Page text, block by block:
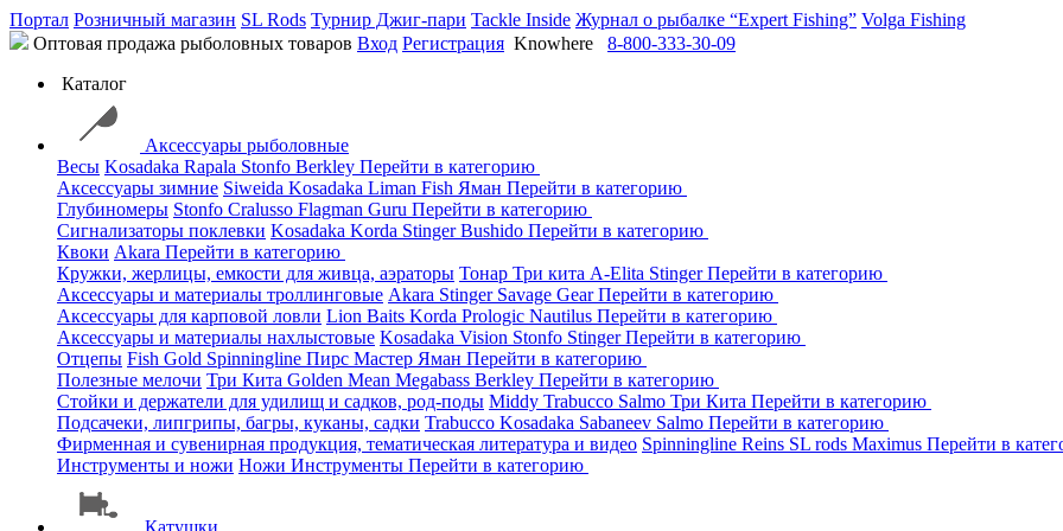
Портал Розничный магазин SL Rods Турнир Джиг-пари Tackle Inside Журнал о рыбалке “Expert Fishing” Volga Fishing
Оптовая продажа рыболовных товаров Вход Регистрация Knowhere
8-800-333-30-09
Каталог
Аксессуары рыболовные
Весы Kosadaka Rapala Stonfo Berkley Перейти в категорию
Аксессуары зимние Siweida Kosadaka Liman Fish Яман Перейти в категорию
Глубиномеры Stonfo Cralusso Flagman Guru Перейти в категорию
Сигнализаторы поклевки Kosadaka Korda StingerBushido Перейти в категорию
Квоки Akara Перейти в категорию
Кружки, жерлицы, емкости для живца, аэраторы Тонар Три кита A-Elita StingerПерейти в категорию
Аксессуары и материалы троллинговые Akara Stinger Savage GearПерейти в категорию
Аксессуары для карповой ловли Lion Baits Korda Prologic Nautilus Перейти в категорию
Аксессуары и материалы нахлыстовые Kosadaka Vision Stonfo StingerПерейти в категорию
Отцепы Fish Gold Spinningline Пирс Мастер Яман Перейти в категорию
Полезные мелочи Три Кита Golden Mean Megabass Berkley Перейти в категорию
Стойки и держатели для удилищ и садков, род-поды Middy Trabucco Salmo Три Кита Перейти в категорию
Подсачеки, липгрипы, багры, куканы, садки Trabucco Kosadaka Sabaneev Salmo Перейти в категорию
Фирменная и сувенирная продукция, тематическая литература и видео Spinningline Reins SL rods Maximus Перейти в
Инструменты и ножи Ножи Инструменты Перейти в категорию
Катушки